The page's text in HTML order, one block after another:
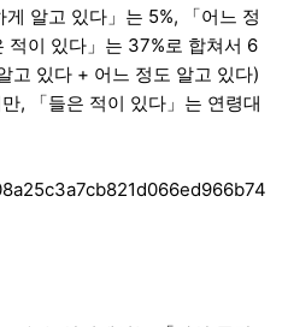
알고 있다」는 5%, 「어느 정
적이 있다」는 37%로 합쳐서 6
고 있다 + 어느 정도 알고 있다)
, 「들은 적이 있다」는 연령대